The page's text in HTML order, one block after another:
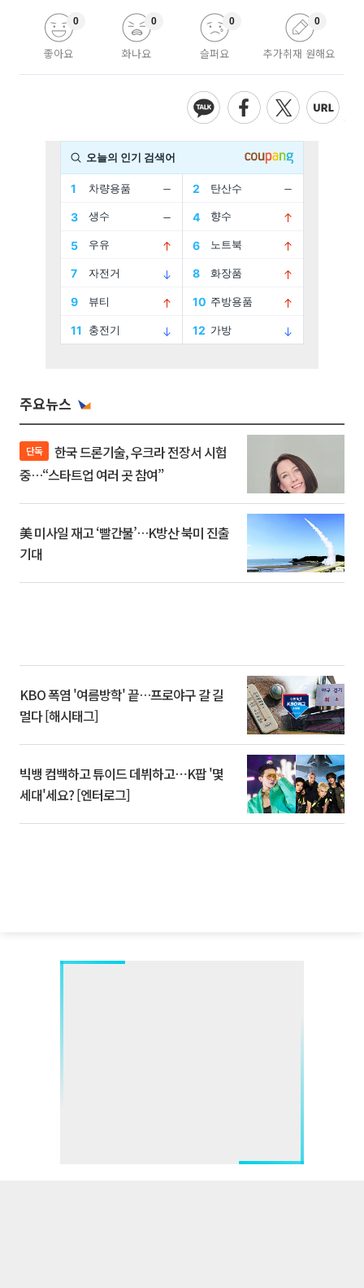
좋아요
0
화나요
0
슬퍼요
0
추가취재 원해요
0
주요뉴스
단독
중…“스타트업 여러 곳 참여”
美 미사일 재고 ‘빨간불’…K방산 북미 진출
기대
KBO 폭염 '여름방학' 끝…프로야구 갈 길
멀다 [해시태그]
빅뱅 컴백하고 튜이드 데뷔하고⋯K팝 '몇
세대'세요? [엔터로그]